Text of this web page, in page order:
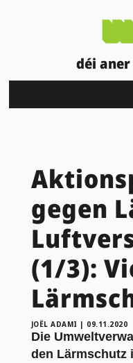
déi
gegen
(1/3):
JOËL ADAMI | 09.11.2020
Die
den Lärmschutz